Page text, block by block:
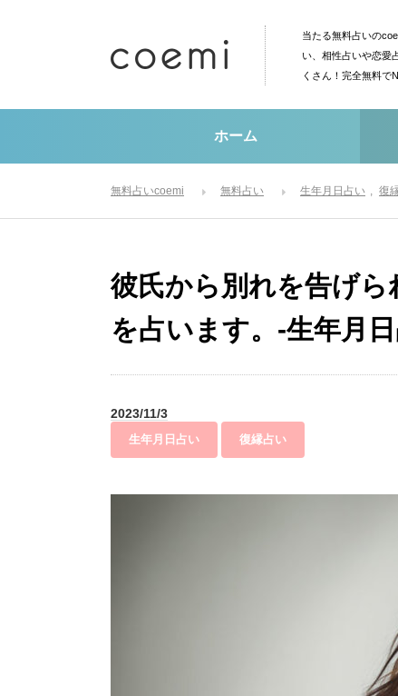
当たる無料占いの
い、相性占いや恋愛
くさん！完全無料で
ホーム
無料占いcoemi 無料占い 生年月日占い 復
彼氏から別れを告げ
を占います。-生年月
2023/11/3
生年月日占い 復縁占い